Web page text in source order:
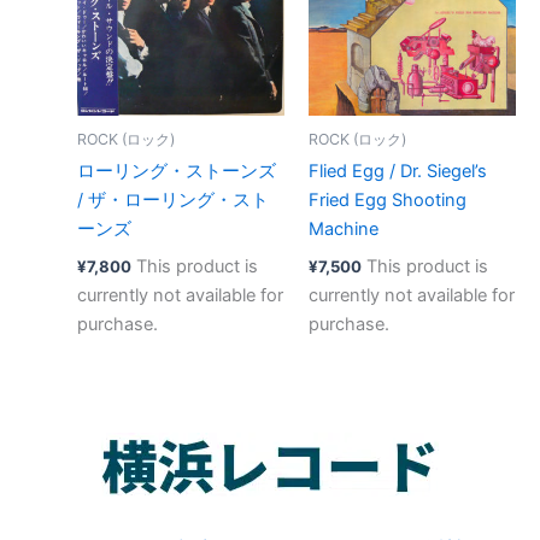
ROCK (ロック)
ローリング・ストーンズ
/ ザ・ローリング・スト
ーンズ
¥7,800 This product is
currently not available for
purchase.
ROCK (ロック)
Flied Egg ‎/ Dr. Siegel’s
Fried Egg Shooting
Machine
¥7,500 This product is
currently not available for
purchase.